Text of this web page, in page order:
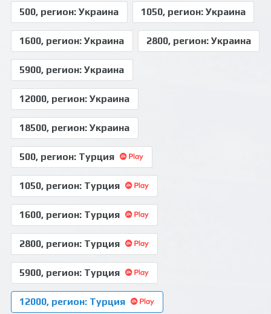
500, регион: Украина 1050, регион: Украина
1600, регион: Украина 2800, регион: Украина
5900, регион: Украина
12000, регион: Украина
18500, регион: Украина
500, регион: Турция
1050, регион: Турция
1600, регион: Турция
2800, регион: Турция
5900, регион: Турция
12000, регион: Турция